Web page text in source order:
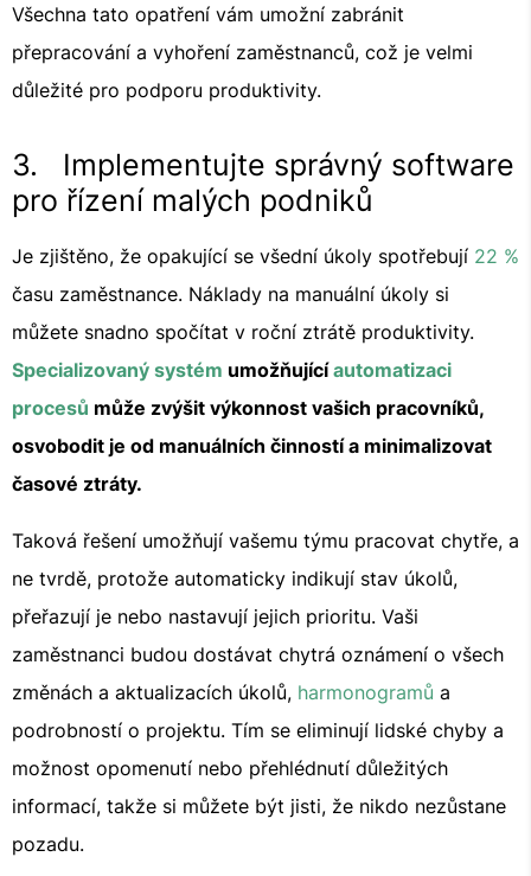
Všechna tato opatření vám umožní zabránit
přepracování a vyhoření zaměstnanců, což je velmi
důležité pro podporu produktivity.
3. Implementujte správný software
pro řízení malých podniků
Je zjištěno, že opakující se všední úkoly spotřebují 22 %
času zaměstnance. Náklady na manuální úkoly si
můžete snadno spočítat v roční ztrátě produktivity.
Specializovaný systém umožňujícíautomatizaci
procesů může zvýšit výkonnost vašich pracovníků,
osvobodit je od manuálních činností a minimalizovat
časové ztráty.
Taková řešení umožňují vašemu týmu pracovat chytře, a
ne tvrdě, protože automaticky indikují stav úkolů,
přeřazují je nebo nastavují jejich prioritu. Vaši
zaměstnanci budou dostávat chytrá oznámení o všech
změnách a aktualizacích úkolů, harmonogramů a
podrobností o projektu. Tím se eliminují lidské chyby a
možnost opomenutí nebo přehlédnutí důležitých
informací, takže si můžete být jisti, že nikdo nezůstane
pozadu.